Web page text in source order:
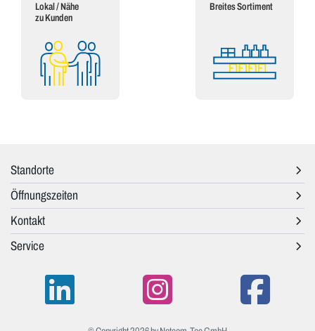
Lokal / Nähe
zu Kunden
Breites Sortiment
Standorte
Öffnungszeiten
Kontakt
Service